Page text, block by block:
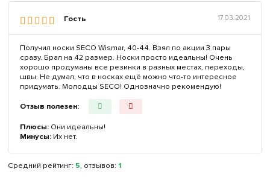
Гость 17.03.2021
Получил носки SECO Wismar, 40-44. Взял по акции 3 пары
сразу. Брал на 42 размер. Носки просто идеальны! Очень
хорошо продуманы все резинки в разных местах, переходы,
швы. Не думал, что в носках ещё можно что-то интересное
придумать. Молодцы SECO! Однозначно рекомендую!
Отзыв полезен:
Плюсы:Они идеальны!
Минусы:Их нет.
Средний рейтинг: 5, отзывов: 1